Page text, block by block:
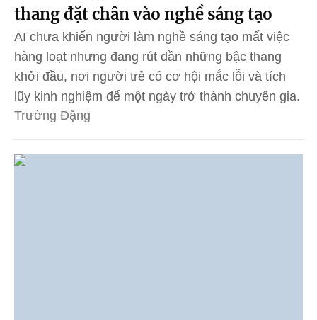
thang đặt chân vào nghề sáng tạo
AI chưa khiến người làm nghề sáng tạo mất việc
hàng loạt nhưng đang rút dần những bậc thang
khởi đầu, nơi người trẻ có cơ hội mắc lỗi và tích
lũy kinh nghiệm để một ngày trở thành chuyên gia.
Trường Đặng